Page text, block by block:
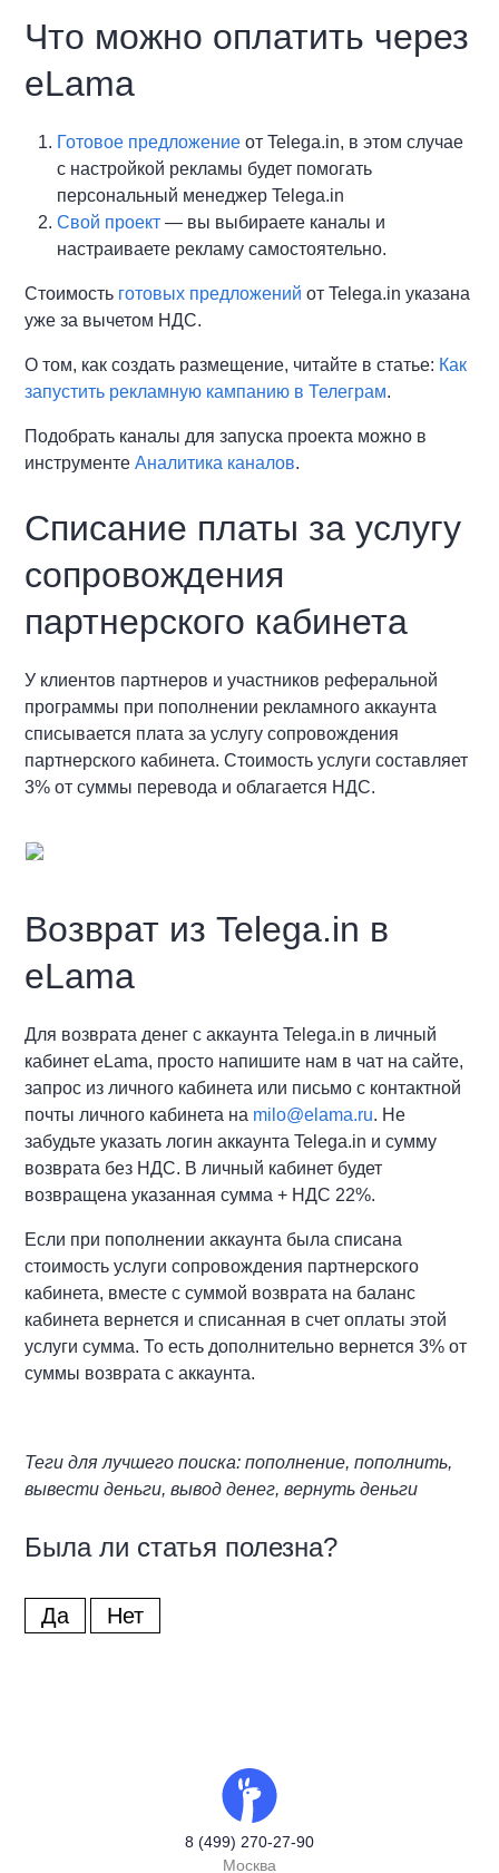
Что можно оплатить через
eLama
Готовое предложение от Telega.in, в этом случае
с настройкой рекламы будет помогать
персональный менеджер Telega.in
Свой проект — вы выбираете каналы и
настраиваете рекламу самостоятельно.
Стоимость готовых предложений от Telega.in указана
уже за вычетом НДС.
О том, как создать размещение, читайте в статье: Как
запустить рекламную кампанию в Телеграм.
Подобрать каналы для запуска проекта можно в
инструментеАналитика каналов.
Списание платы за услугу
сопровождения
партнерского кабинета
У клиентов партнеров и участников реферальной
программы при пополнении рекламного аккаунта
списывается плата за услугу сопровождения
партнерского кабинета. Стоимость услуги составляет
3% от суммы перевода и облагается НДС.
Возврат из Telega.in в
eLama
Для возврата денег с аккаунта Telega.in в личный
кабинет eLama, просто напишите нам в чат на сайте,
запрос из личного кабинета или письмо с контактной
почты личного кабинета на milo@elama.ru. Не
забудьте указать логин аккаунта Telega.in и сумму
возврата без НДС. В личный кабинет будет
возвращена указанная сумма + НДС 22%.
Если при пополнении аккаунта была списана
стоимость услуги сопровождения партнерского
кабинета, вместе с суммой возврата на баланс
кабинета вернется и списанная в счет оплаты этой
услуги сумма. То есть дополнительно вернется 3% от
суммы возврата с аккаунта.
Теги для лучшего поиска: пополнение, пополнить,
вывести деньги, вывод денег, вернуть деньги
Была ли статья полезна?
Да Нет
8 (499) 270-27-90
Москва